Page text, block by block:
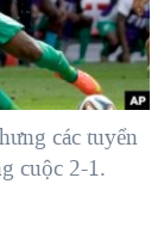
các tuyển
cuộc 2-1.